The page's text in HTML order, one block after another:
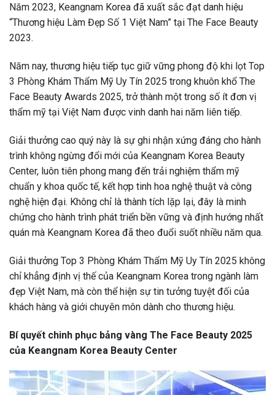
Năm 2023, Keangnam Korea đã xuất sắc đạt danh hiệu
“Thương hiệu Làm Đẹp Số 1 Việt Nam” tại The Face Beauty
2023.
Năm nay, thương hiệu tiếp tục giữ vững phong độ khi lọt Top
3 Phòng Khám Thẩm Mỹ Uy Tín 2025 trong khuôn khổ The
Face Beauty Awards 2025, trở thành một trong số ít đơn vị
thẩm mỹ tại Việt Nam được vinh danh hai năm liên tiếp.
Giải thưởng cao quý này là sự ghi nhận xứng đáng cho hành
trình không ngừng đổi mới của Keangnam Korea Beauty
Center, luôn tiên phong mang đến trải nghiệm thẩm mỹ
chuẩn y khoa quốc tế, kết hợp tinh hoa nghệ thuật và công
nghệ hiện đại. Không chỉ là thành tích lặp lại, đây là minh
chứng cho hành trình phát triển bền vững và định hướng nhất
quán mà Keangnam Korea đã theo đuổi suốt nhiều năm qua.
Giải thưởng Top 3 Phòng Khám Thẩm Mỹ Uy Tín 2025 không
chỉ khẳng định vị thế của Keangnam Korea trong ngành làm
đẹp Việt Nam, mà còn thể hiện sự tin tưởng tuyệt đối của
khách hàng và giới chuyên môn dành cho thương hiệu.
Bí quyết chinh phục bảng vàng The Face Beauty 2025
của Keangnam Korea Beauty Center